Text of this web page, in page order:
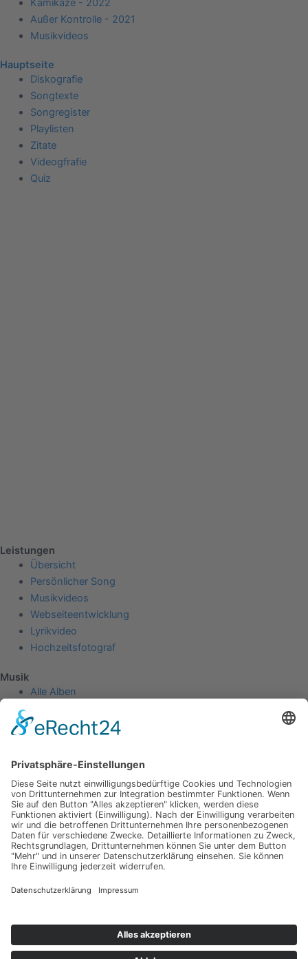
Außer Kontrolle - 2021
Musikvideos
Hauptseite
Diskografie
Songtexte
Songregister
Playlisten
Zitate
Videogfrafie
Quiz
Leistungen
Übersicht
Persönlicher Song
Musikvideos
Webseiteentwicklung
Lyrikvideo
Hochzeitsfotograf
Musik
Alle Alben
Untragbar - 2023
Musikvideos
© 2026 Blazin'Daniel Media
Youtube Instagram Facebook-f Envelope
Impressum
Datenschutz
AGB
Impressum